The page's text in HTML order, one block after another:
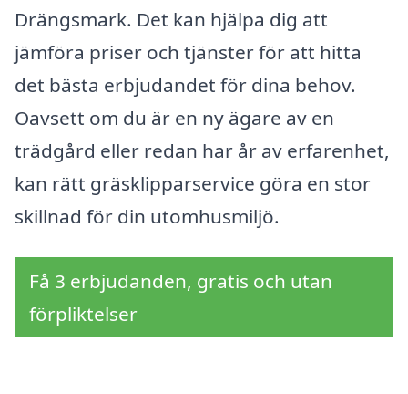
Drängsmark. Det kan hjälpa dig att
jämföra priser och tjänster för att hitta
det bästa erbjudandet för dina behov.
Oavsett om du är en ny ägare av en
trädgård eller redan har år av erfarenhet,
kan rätt gräsklipparservice göra en stor
skillnad för din utomhusmiljö.
Få 3 erbjudanden, gratis och utan
förpliktelser